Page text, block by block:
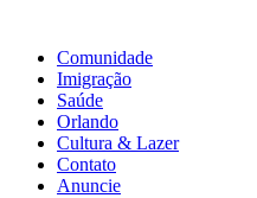
Comunidade
Imigração
Saúde
Orlando
Cultura & Lazer
Contato
Anuncie